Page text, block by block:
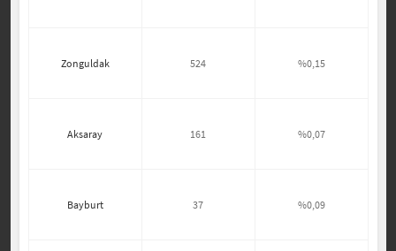
Zonguldak 524 %0,15
Aksaray 161 %0,07
Bayburt 37 %0,09